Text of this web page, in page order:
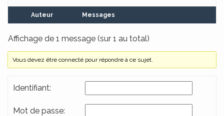
Auteur Messages
Affichage de 1 message (sur 1 au total)
Vous devez être connecté pour répondre à ce sujet.
Identifiant:
Mot de passe: